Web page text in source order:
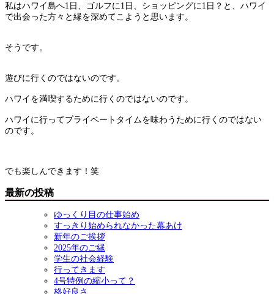
私はハワイ島へ1日、ゴルフに1日、ショッピングに1日？と、ハワイ
で出会った方々と縁を深めてこようと思います。
そうです。
遊びに行くのではないのです。
ハワイを満喫するために行くのではないのです。
ハワイに行ってプライベートタイムを味わうために行くのではない
のです。
でも楽しんできます！笑
最新の投稿
ゆっくり目の仕事始め
すっきり始められなかった幕あけ
新年のご挨拶
2025年のご縁
学生の社会経験
行ってきます
4号特例の縮小って？
格好良さ